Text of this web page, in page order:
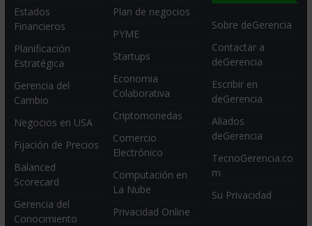
Estados
Financieros
Planificación
Estratégica
Gerencia del
Cambio
Negocios en USA
Fijación de Precios
Balanced
Scorecard
Gerencia del
Conocimiento
Plan de negocios
PYME
Startups
Economia
Colaborativa
Criptomonedas
Comercio
Electrónico
Computación en
La Nube
Privacidad Online
Sobre deGerencia
Contactar a
deGerencia
Escribir en
deGerencia
Aliados
deGerencia
TecnoGerencia.co
m
Su Privacidad